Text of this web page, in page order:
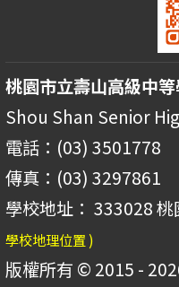
桃園市立壽山高級中
Shou Shan Senior
電話：(03) 3501778
傳真：(03) 3297861
學校地址： 333028
學校地理位置 )
版權所有 © 2015 -